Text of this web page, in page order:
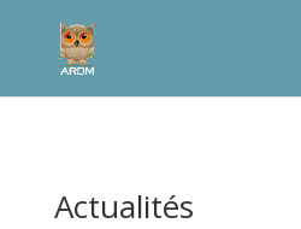
Actualités